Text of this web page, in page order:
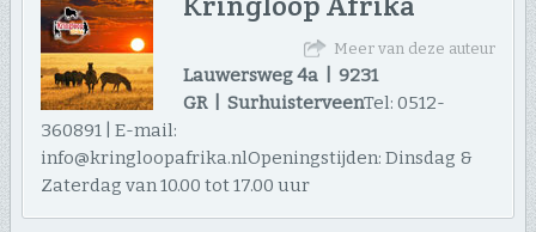
Meer van deze auteur
Lauwersweg 4a | 9231
GR | SurhuisterveenTel: 0512-
360891 | E-mail:
info@kringloopafrika.nlOpeningstijden: Dinsdag &
Zaterdag van 10.00 tot 17.00 uur